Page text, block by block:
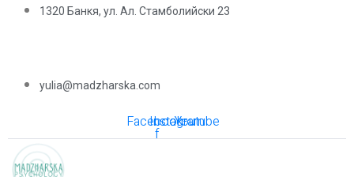
1320 Банкя, ул. Ал. Стамболийски 23
yulia@madzharska.com
Facebook-
f
Instagram
Youtube